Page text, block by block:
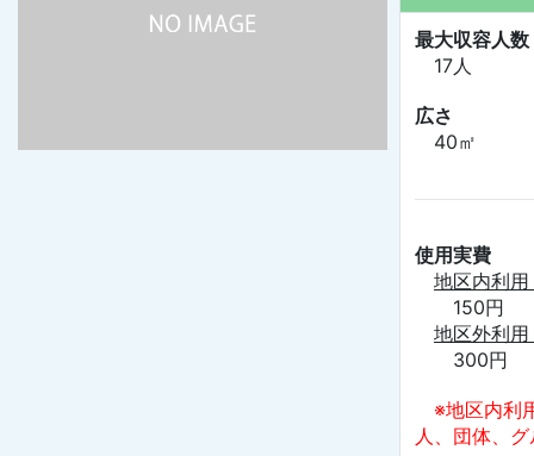
最大収容人数
17人
広さ
40㎡
使用実費
地区内利
150円
地区外利
300円
※地区内利
人、団体、